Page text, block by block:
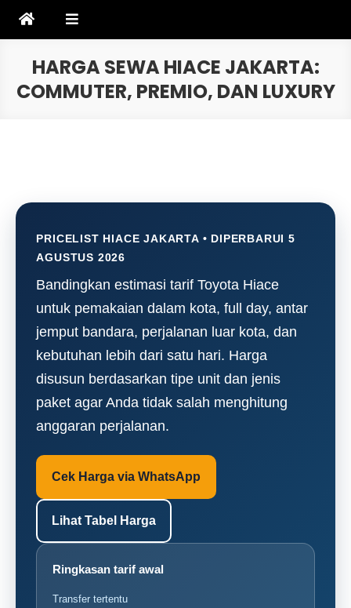
HARGA SEWA HIACE JAKARTA:
COMMUTER, PREMIO, DAN LUXURY
PRICELIST HIACE JAKARTA • DIPERBARUI 5
AGUSTUS 2026
Bandingkan estimasi tarif Toyota Hiace
untuk pemakaian dalam kota, full day, antar
jemput bandara, perjalanan luar kota, dan
kebutuhan lebih dari satu hari. Harga
disusun berdasarkan tipe unit dan jenis
paket agar Anda tidak salah menghitung
anggaran perjalanan.
Cek Harga via WhatsApp
Lihat Tabel Harga
Ringkasan tarif awal
Transfer tertentu